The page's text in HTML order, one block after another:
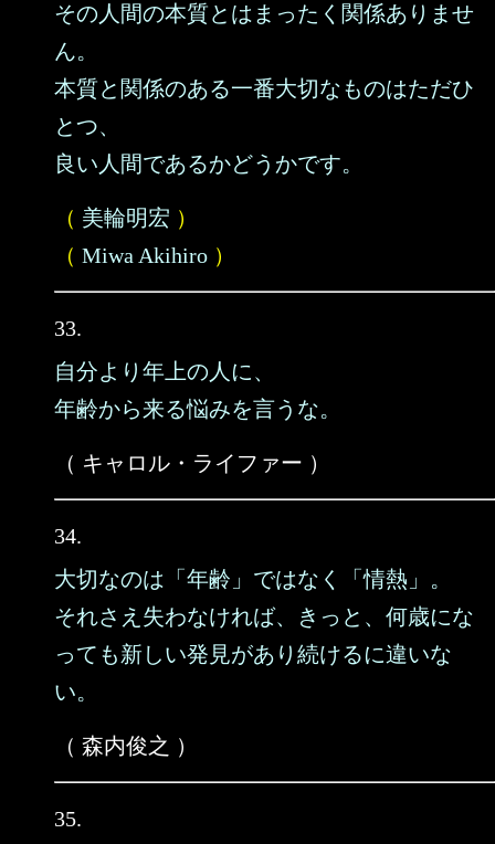
その人間の本質とはまったく関係ありませ
ん。
本質と関係のある一番大切なものはただひ
とつ、
良い人間であるかどうかです。
（ 美輪明宏 ）
（ Miwa Akihiro ）
33.
自分より年上の人に、
年齢から来る悩みを言うな。
（ キャロル・ライファー ）
34.
大切なのは「年齢」ではなく「情熱」。
それさえ失わなければ、きっと、何歳にな
っても新しい発見があり続けるに違いな
い。
（ 森内俊之 ）
35.